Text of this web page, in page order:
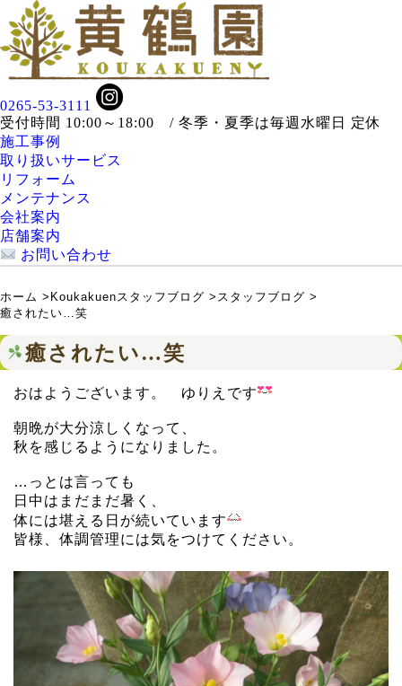
0265-53-3111
受付時間 10:00～18:00 / 冬季・夏季は毎週水曜日 定休
施工事例
取り扱いサービス
リフォーム
メンテナンス
会社案内
店舗案内
お問い合わせ
ホーム > Koukakuenスタッフブログ > スタッフブログ >
癒されたい…笑
癒されたい…笑
おはようございます。 ゆりえです
朝晩が大分涼しくなって、
秋を感じるようになりました。
…っとは言っても
日中はまだまだ暑く、
体には堪える日が続いています
皆様、体調管理には気をつけてください。